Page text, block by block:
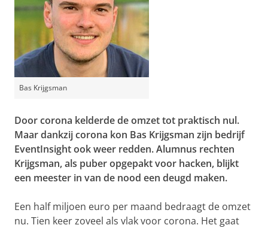
Bas Krijgsman
Door corona kelderde de omzet tot praktisch nul.
Maar dankzij corona kon Bas Krijgsman zijn bedrijf
EventInsight ook weer redden. Alumnus rechten
Krijgsman, als puber opgepakt voor hacken, blijkt
een meester in van de nood een deugd maken.
Een half miljoen euro per maand bedraagt de omzet
nu. Tien keer zoveel als vlak voor corona. Het gaat